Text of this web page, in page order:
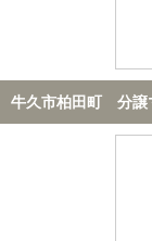
牛久市柏田町 分譲